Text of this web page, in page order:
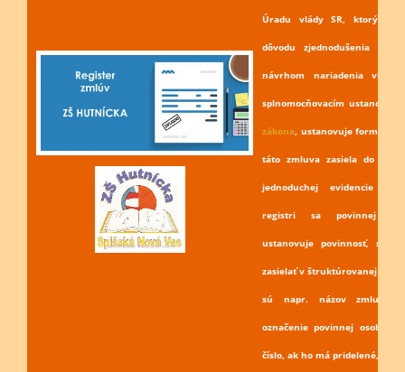
Úradu vlády SR, ktorý
dôvodu zjednodušenia
návrhom nariadenia
splnomocňovacím
zákona, ustanovuje forma a
táto zmluva zasiela do
jednoduchej evidencie
registri sa povinnej
ustanovuje povinnosť,
zasielať v štruktúrovanej
sú napr. názov zmluvy,
označenie povinnej osoby,
číslo, ak ho má pridelené,